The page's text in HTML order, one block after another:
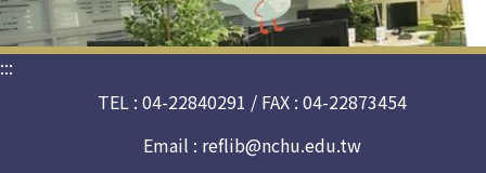
:::
TEL : 04-22840291 / FAX : 04-22873454
Email : reflib@nchu.edu.tw